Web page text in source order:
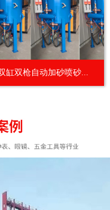
缸双枪自动加砂喷砂...